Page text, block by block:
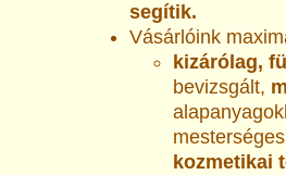
segítik.
Vásárlóink
kizárólag,
bevizsgált,
kozmetikai